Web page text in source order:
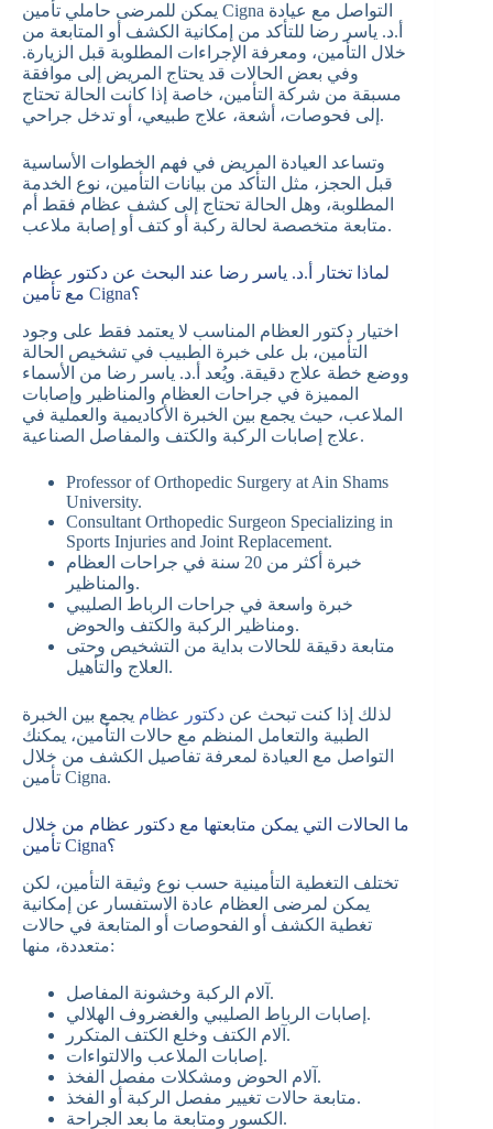
يمكن للمرضى حاملي تأمين Cigna التواصل مع عيادة
أ.د. ياسر رضا للتأكد من إمكانية الكشف أو المتابعة من
خلال التأمين، ومعرفة الإجراءات المطلوبة قبل الزيارة.
وفي بعض الحالات قد يحتاج المريض إلى موافقة
مسبقة من شركة التأمين، خاصة إذا كانت الحالة تحتاج
إلى فحوصات، أشعة، علاج طبيعي، أو تدخل جراحي.
وتساعد العيادة المريض في فهم الخطوات الأساسية
قبل الحجز، مثل التأكد من بيانات التأمين، نوع الخدمة
المطلوبة، وهل الحالة تحتاج إلى كشف عظام فقط أم
متابعة متخصصة لحالة ركبة أو كتف أو إصابة ملاعب.
لماذا تختار أ.د. ياسر رضا عند البحث عن دكتور عظام
مع تأمين Cigna؟
اختيار دكتور العظام المناسب لا يعتمد فقط على وجود
التأمين، بل على خبرة الطبيب في تشخيص الحالة
ووضع خطة علاج دقيقة. ويُعد أ.د. ياسر رضا من الأسماء
المميزة في جراحات العظام والمناظير وإصابات
الملاعب، حيث يجمع بين الخبرة الأكاديمية والعملية في
علاج إصابات الركبة والكتف والمفاصل الصناعية.
Professor of Orthopedic Surgery at Ain Shams
University.
Consultant Orthopedic Surgeon Specializing in
Sports Injuries and Joint Replacement.
خبرة أكثر من 20 سنة في جراحات العظام
والمناظير.
خبرة واسعة في جراحات الرباط الصليبي
ومناظير الركبة والكتف والحوض.
متابعة دقيقة للحالات بداية من التشخيص وحتى
العلاج والتأهيل.
لذلك إذا كنت تبحث عن دكتور عظام يجمع بين الخبرة
الطبية والتعامل المنظم مع حالات التأمين، يمكنك
التواصل مع العيادة لمعرفة تفاصيل الكشف من خلال
تأمين Cigna.
ما الحالات التي يمكن متابعتها مع دكتور عظام من خلال
تأمين Cigna؟
تختلف التغطية التأمينية حسب نوع وثيقة التأمين، لكن
يمكن لمرضى العظام عادة الاستفسار عن إمكانية
تغطية الكشف أو الفحوصات أو المتابعة في حالات
متعددة، منها:
آلام الركبة وخشونة المفاصل.
إصابات الرباط الصليبي والغضروف الهلالي.
آلام الكتف وخلع الكتف المتكرر.
إصابات الملاعب والالتواءات.
آلام الحوض ومشكلات مفصل الفخذ.
متابعة حالات تغيير مفصل الركبة أو الفخذ.
الكسور ومتابعة ما بعد الجراحة.